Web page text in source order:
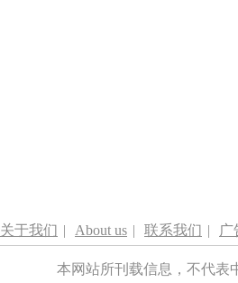
关于我们 | About us | 联系我们 | 广
本网站所刊载信息，不代表